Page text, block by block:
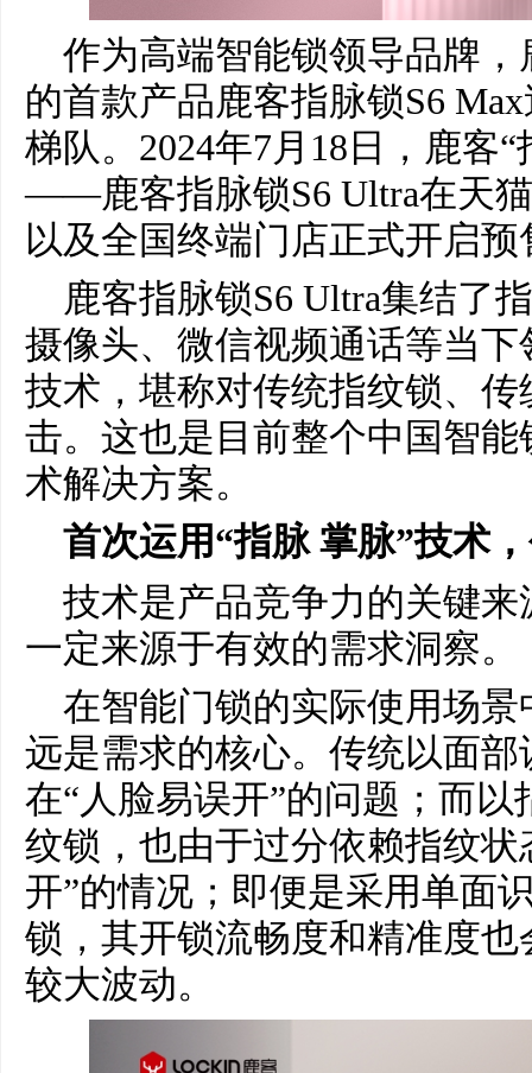
作为高端智能锁领导品牌
的首款产品鹿客指脉锁S6
梯队。2024年7月18日，鹿客
——鹿客指脉锁S6 Ultra在天
以及全国终端门店正式开启预
鹿客指脉锁S6 Ultra集结了
摄像头、微信视频通话等当
技术，堪称对传统指纹锁、
击。这也是目前整个中国智
术解决方案。
首次运用“指脉 掌脉”技术
技术是产品竞争力的关键
一定来源于有效的需求洞察。
在智能门锁的实际使用场
远是需求的核心。传统以面
在“人脸易误开”的问题；而
纹锁，也由于过分依赖指纹
开”的情况；即便是采用单面
锁，其开锁流畅度和精准度
较大波动。